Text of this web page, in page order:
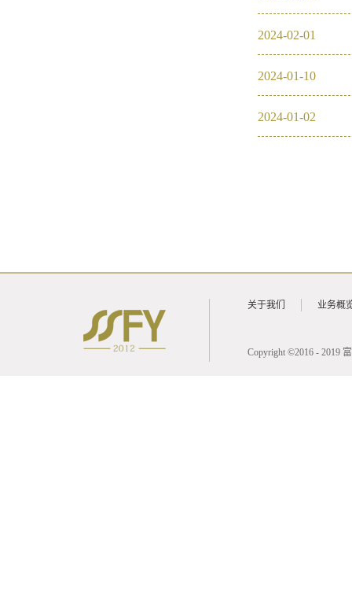
2024-02-01
2024-01-10
2024-01-02
关于我们 业务概
Copyright ©2016 - 2019